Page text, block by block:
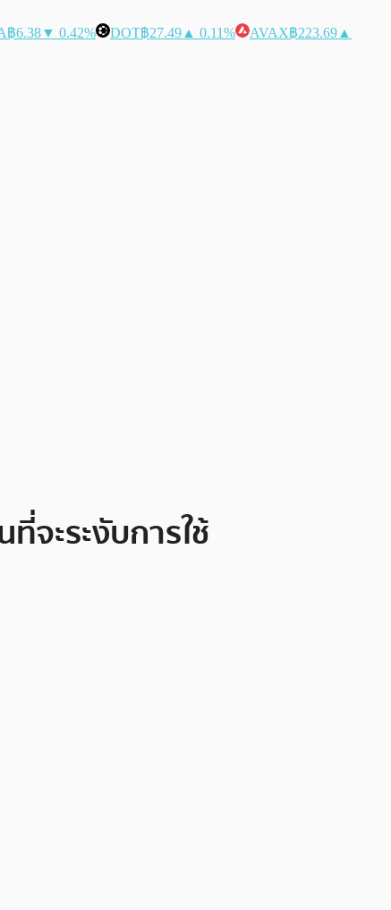
฿6.38▼ 0.42% DOT฿27.49 ▲ 0.11% AVAX฿223.69 ▲
จะระงับการใช้